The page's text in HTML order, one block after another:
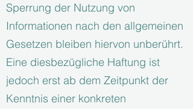
Sperrung der Nutzung von
Informationen nach den allgemeinen
Gesetzen bleiben hiervon unberührt.
Eine diesbezügliche Haftung ist
jedoch erst ab dem Zeitpunkt der
Kenntnis einer konkreten